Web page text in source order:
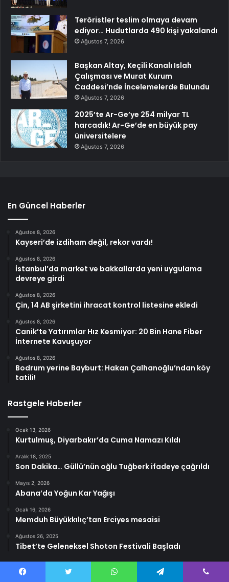
Teröristler teslim olmaya devam
ediyor… Hudutlarda 490 kişi yakalandı
Ağustos 7, 2026
Başkan Altay, Keçili Kanalı Islah
Çalışması ve Murat Kurum
Caddesi’nde İncelemelerde Bulundu
Ağustos 7, 2026
2025’te Ar-Ge’ye 254 milyar TL
harcadık! Ar-Ge’de en büyük pay
üniversitelere
Ağustos 7, 2026
En Güncel Haberler
Ağustos 8, 2026
Kayseri’de izdiham değil, rekor vardı!
Ağustos 8, 2026
İstanbul’da market ve bakkallarda yeni uygulama
devreye girdi
Ağustos 8, 2026
Çin, 14 AB şirketini ihracat kontrol listesine ekledi
Ağustos 8, 2026
Canik’te Yatırımlar Hız Kesmiyor: 20 Bin Hane Fiber
İnternete Kavuşuyor
Ağustos 8, 2026
Bodrum yerine Bayburt: Hakan Çalhanoğlu’ndan köy
tatili!
Rastgele Haberler
Ocak 13, 2026
Kurtulmuş, Diyarbakır’da Cuma Namazı Kıldı
Aralık 18, 2025
Son Dakika… Güllü’nün oğlu Tuğberk ifadeye çağrıldı
Mayıs 2, 2026
Abana’da Yoğun Kar Yağışı
Ocak 16, 2026
Memduh Büyükkılıç’tan Erciyes mesaisi
Ağustos 26, 2025
Tibet’te Geleneksel Shoton Festivali Başladı